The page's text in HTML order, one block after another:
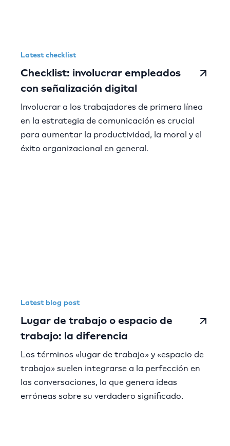
Latest checklist
Checklist: involucrar empleados
con señalización digital
Involucrar a los trabajadores de primera línea
en la estrategia de comunicación es crucial
para aumentar la productividad, la moral y el
éxito organizacional en general.
Latest blog post
Lugar de trabajo o espacio de
trabajo: la diferencia
Los términos «lugar de trabajo» y «espacio de
trabajo» suelen integrarse a la perfección en
las conversaciones, lo que genera ideas
erróneas sobre su verdadero significado.